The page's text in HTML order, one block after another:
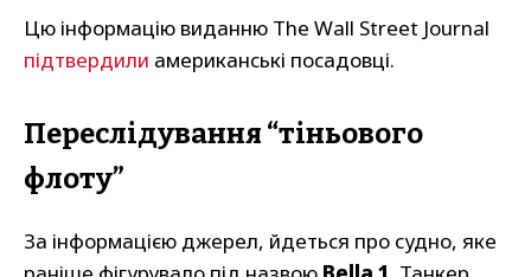
Цю інформацію виданню The Wall Street Journal
підтвердили американські посадовці.
Переслідування “тіньового
флоту”
За інформацією джерел, йдеться про судно, яке